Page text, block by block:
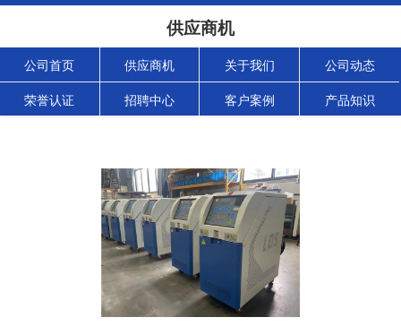
供应商机
公司首页 供应商机 关于我们 公司动态
荣誉认证 招聘中心 客户案例 产品知识